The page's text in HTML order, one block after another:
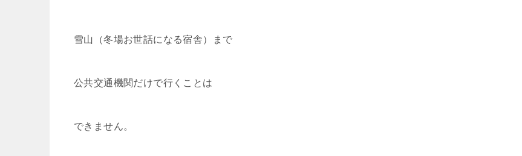
雪山（冬場お世話になる宿舎）まで
公共交通機関だけで行くことは
できません。